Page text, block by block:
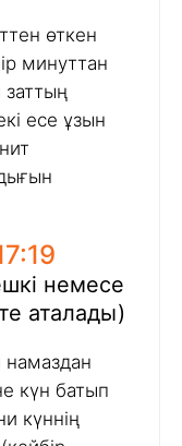
өткен
минуттан
есе ұзын
немесе
аталады)
күн батып
күннің